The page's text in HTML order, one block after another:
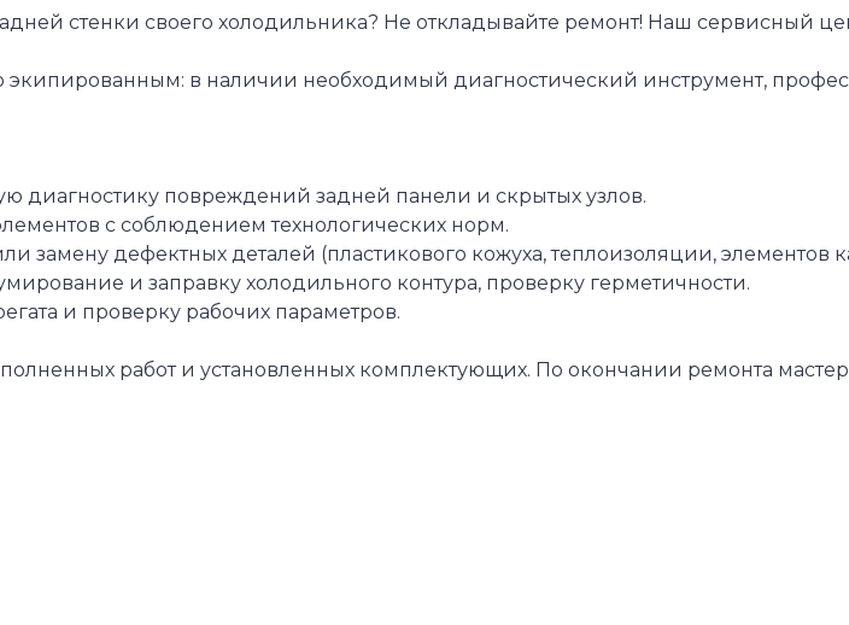
стенки своего холодильника? Не откладывайте ремонт! Наш сервисный
в наличии необходимый диагностический инструмент,
диагностику повреждений задней панели и скрытых узлов.
с соблюдением технологических норм.
замену дефектных деталей (пластикового кожуха, теплоизоляции, элементов
и заправку холодильного контура, проверку герметичности.
и проверку рабочих параметров.
работ и установленных комплектующих. По окончании ремонта